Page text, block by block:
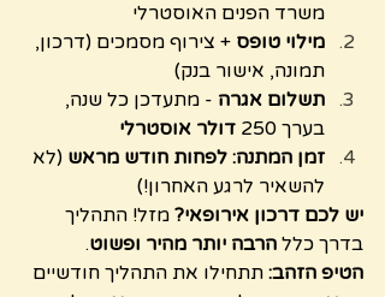
משרד הפנים האוסטרלי
מילוי טופס + צירוף מסמכים (דרכון,
תמונה, אישור בנק)
תשלום אגרה - מתעדכן כל שנה,
בערך 250
דולר אוסטרלי
זמן המתנה: לפחות חודש מראש (לא
להשאיר לרגע האחרון!)
יש לכם דרכון אירופאי? מזל! התהליך
בדרך כלל הרבה יותר מהיר ופשוט.
הטיפ הזהב: תתחילו את התהליך חודשיים